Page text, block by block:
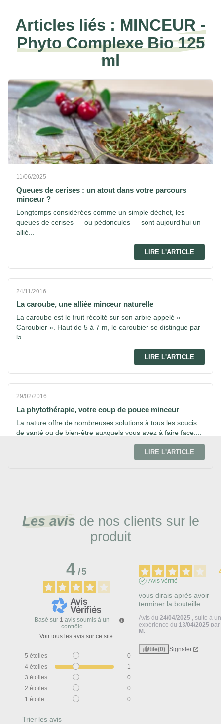
Articles liés : MINCEUR -
Phyto Complexe Bio 125
ml
11/06/2025
Queues de cerises : un atout dans votre parcours
minceur ?
Longtemps considérées comme un simple déchet, les
queues de cerises — ou pédoncules — sont aujourd’hui un
allié...
LIRE L'ARTICLE
24/11/2016
La caroube, une alliée minceur naturelle
La caroube est le fruit récolté sur son arbre appelé «
Caroubier ». Haut de 5 à 7 m, le caroubier se distingue par
la...
LIRE L'ARTICLE
29/02/2016
La phytothérapie, votre coup de pouce minceur
La nature offre de nombreuses solutions à tous les soucis
de santé ou de bien-être auxquels vous avez à faire face....
LIRE L'ARTICLE
Les avis de nos clients sur le
produit
4/5
Basé sur 1 avis soumis à un
contrôle
Voir tous les avis sur ce site
5 étoiles
0
4 étoiles
1
3 étoiles
0
2 étoiles
0
1 étoile 0
Trier les avis
Avis vérifié
vous dirais après avoir
terminer la bouteille
Avis du24/04/2025 , suite à
expérience du 13/04/2025 par
M.
Utile(0) Signaler